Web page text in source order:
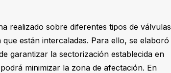
realizado sobre diferentes tipos de válvulas
están intercaladas. Para ello, se elaboró
garantizar la sectorización establecida en
minimizar la zona de afectación. En